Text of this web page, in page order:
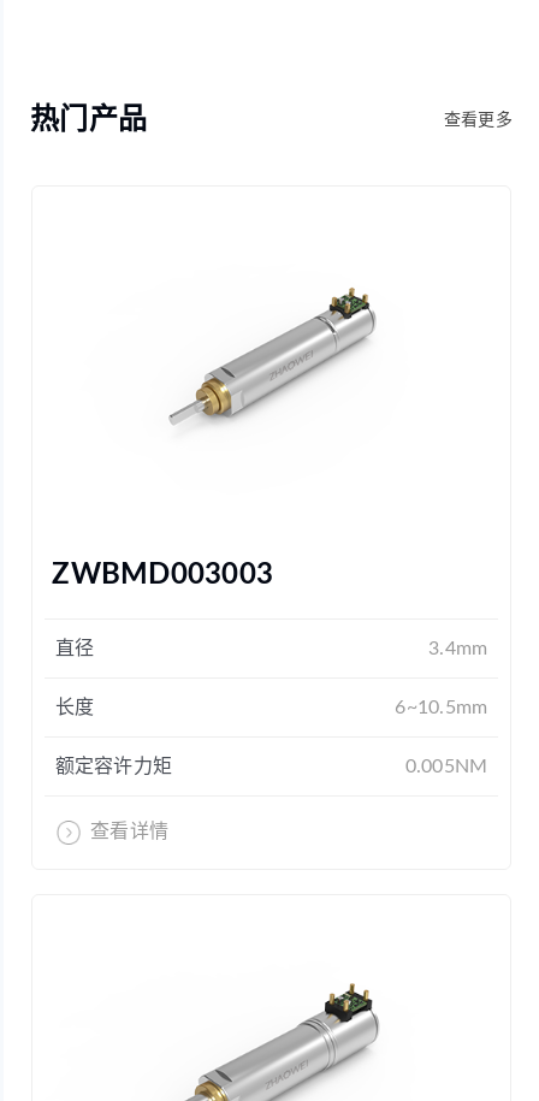
热门产品 查看更多
ZWBMD003003
直径 3.4mm
长度 6~10.5mm
额定容许力矩 0.005NM
查看详情